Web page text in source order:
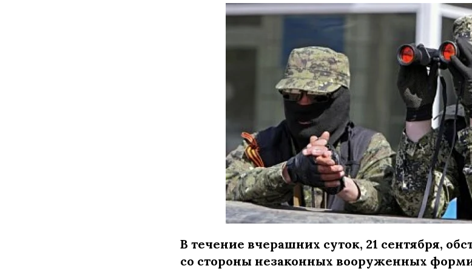
В течение вчерашних суток, 21 сентября,
со стороны незаконных вооруженных